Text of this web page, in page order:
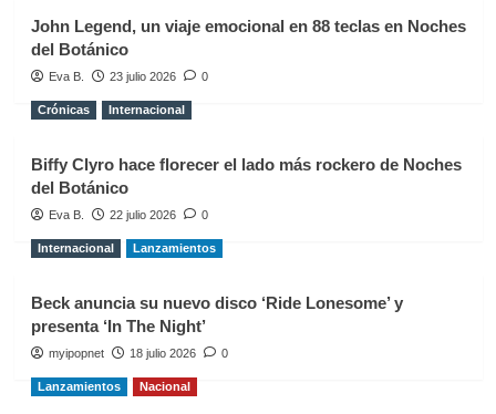
John Legend, un viaje emocional en 88 teclas en Noches
del Botánico
Eva B. 23 julio 2026 0
Crónicas Internacional
Biffy Clyro hace florecer el lado más rockero de Noches
del Botánico
Eva B. 22 julio 2026 0
Internacional Lanzamientos
Beck anuncia su nuevo disco ‘Ride Lonesome’ y
presenta ‘In The Night’
myipopnet 18 julio 2026 0
Lanzamientos Nacional